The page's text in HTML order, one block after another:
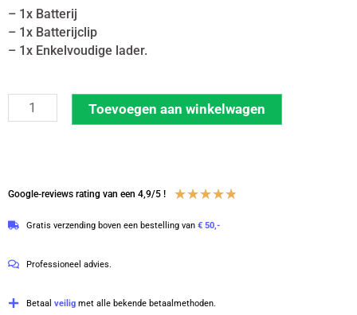
– 1x Batterij
– 1x Batterijclip
– 1x Enkelvoudige lader.
Motorola
CLR
met
lader
Toevoegen aan winkelwagen
Google-reviews rating van een 4,9/5 ! ★★★★★
Gratis verzending boven een bestelling van € 50,-
Professioneel advies.
Betaal veilig met alle bekende betaalmethoden.